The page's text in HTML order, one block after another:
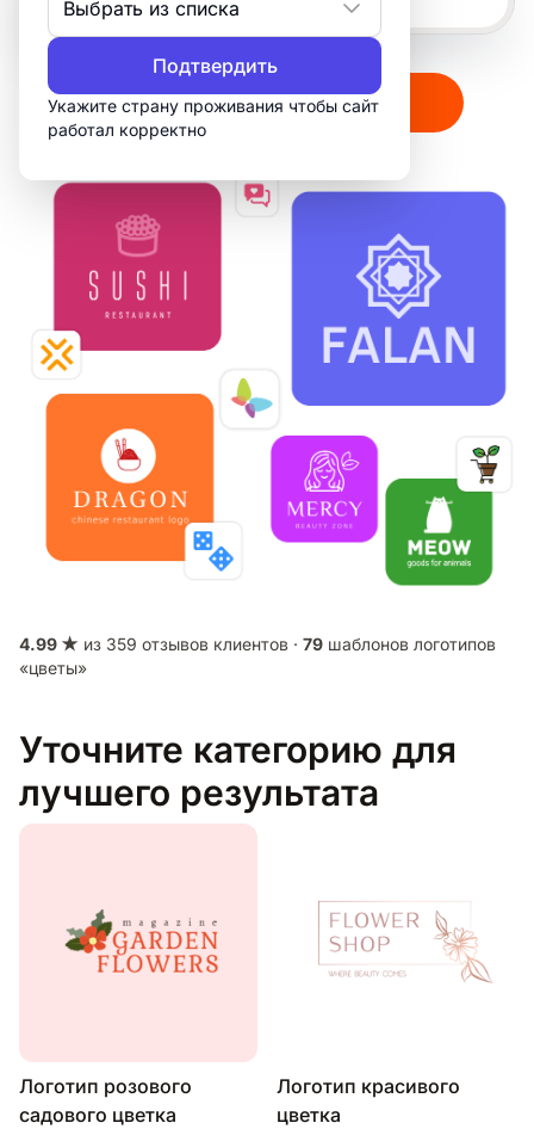
Выбрать из списка
Подтвердить
Укажите страну проживания чтобы сайт
работал корректно
Создать мой логотип
4.99 ★ из 359 отзывов клиентов · 79 шаблонов логотипов
«цветы»
Уточните категорию для
лучшего результата
Логотип розового
садового цветка
Логотип красивого
цветка